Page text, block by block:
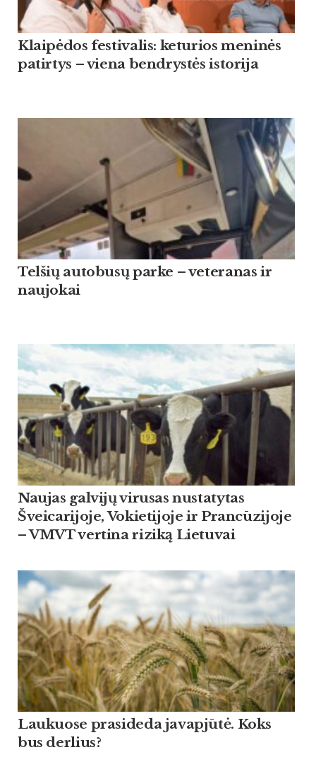
Klaipėdos festivalis: keturios meninės
patirtys – viena bendrystės istorija
Tel­šių au­to­busų par­ke – ve­te­ra­nas ir
nau­jo­kai
Naujas galvijų virusas nustatytas
Šveicarijoje, Vokietijoje ir Prancūzijoje
– VMVT vertina riziką Lietuvai
Lau­kuo­se pra­si­de­da ja­vapjūtė. Koks
bus der­lius?